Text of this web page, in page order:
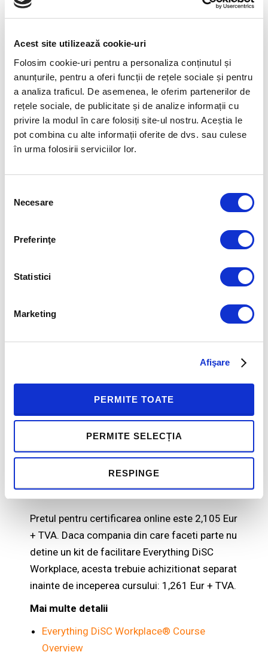
Acest site utilizează cookie-uri
Folosim cookie-uri pentru a personaliza conținutul și
anunțurile, pentru a oferi funcții de rețele sociale și pentru
a analiza traficul. De asemenea, le oferim partenerilor de
rețele sociale, de publicitate și de analize informații cu
privire la modul în care folosiți site-ul nostru. Aceștia le
pot combina cu alte informații oferite de dvs. sau culese
în urma folosirii serviciilor lor.
consimțământului
Necesare
Preferinţe
Statistici
Marketing
Afişare
PERMITE TOATE
PERMITE SELECȚIA
RESPINGE
invatare individuala si trei activitati virtuale
Inceperea cursului: 17 noiembrie 2020
Sesiunile live au loc astfel:
Sesiunea 1: 1 decembrie, 18:00-19:30
(ora locala Romania)
Sesiunea 2: 8 decembrie, 18:00-19:30
(ora locala Romania)
Sesiunea 3: 15 decembrie, 18:00-19:30
calculator sau laptop PC sau Mac (nu tableta
sau smartphone) si sa utilizeze browserele
recomandate pentru a accesa cursul online si
a finaliza activitatile incluse in program.
aplica tarife pentru convorbiri internationala.
Pentru mai multe detalii va rugam sa ne
contactati lacontact@humaninvest.ro.
Buget
Pretul pentru certificarea online este 2,105 Eur
+ TVA. Daca compania din care faceti parte nu
detine un kit de facilitare Everything DiSC
Workplace, acesta trebuie achizitionat separat
inainte de inceperea cursului: 1,261 Eur + TVA.
Mai multe detalii
Everything DiSC Workplace® Course
Overview